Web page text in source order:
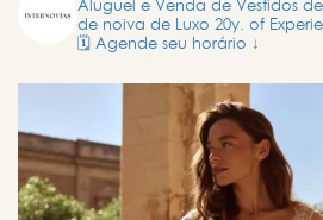
Aluguel e Venda de Vestidos
de noiva de Luxo 20y. of
🗓️ Agende seu horário ↓